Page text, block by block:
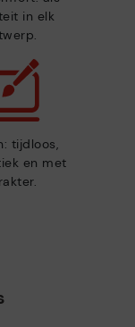
in elk
tijdloos,
en met